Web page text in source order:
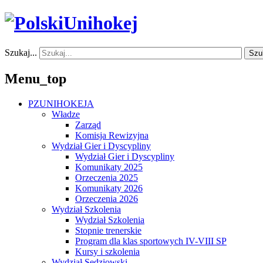
Szukaj...
Menu_top
PZUNIHOKEJA
Władze
Zarząd
Komisja Rewizyjna
Wydział Gier i Dyscypliny
Wydział Gier i Dyscypliny
Komunikaty 2025
Orzeczenia 2025
Komunikaty 2026
Orzeczenia 2026
Wydział Szkolenia
Wydział Szkolenia
Stopnie trenerskie
Program dla klas sportowych IV-VIII SP
Kursy i szkolenia